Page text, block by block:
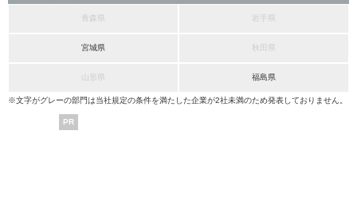
青森県 岩手県
宮城県 秋田県
山形県 福島県
※文字がグレーの部門は当社規定の条件を満たした企業が2社未満のため発表しておりません。
PR